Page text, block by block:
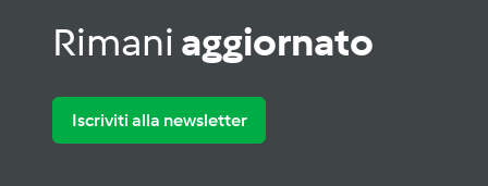
Rimani aggiornato
Iscriviti alla newsletter